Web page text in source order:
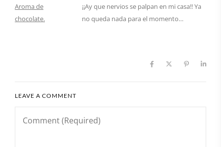
¡¡Ay que nervios se palpan en mi casa!! Ya
no queda nada para el momento…
LEAVE A COMMENT